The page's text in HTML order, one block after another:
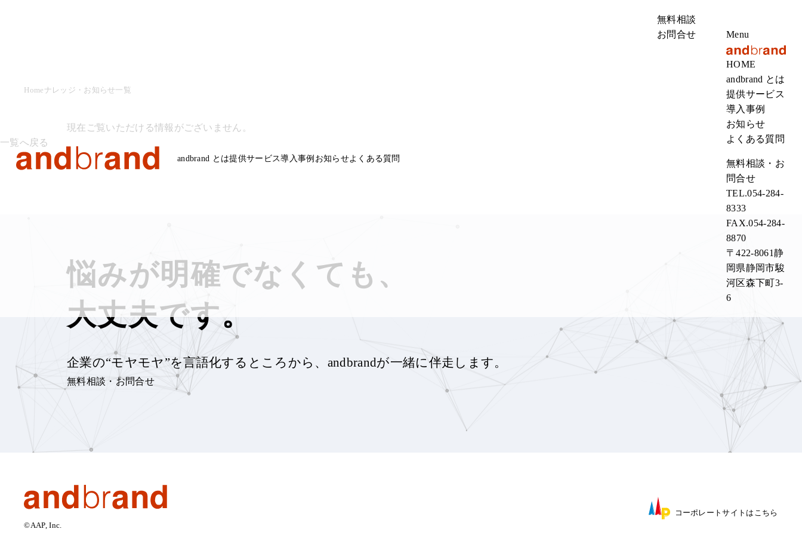
andbrand とは提供サービス導入事例 お知らせよくある質問
無料相談
お問合せ
Menu
HOME
andbrand とは
提供サービス
導入事例
お知らせ
よくある質問
無料相談・お
問合せ
TEL.054-284-
8333
FAX.054-284-
8870
〒422-8061静
岡県静岡市駿
河区森下町3-
6
Home ナレッジ・お知らせ一覧
現在ご覧いただける情報がございません。
一覧へ戻る
悩みが明確でなくても、
大丈夫です。
企業の“モヤモヤ”を言語化するところから、 andbrandが一緒に伴走します。
無料相談・お問合せ
©AAP, Inc.
コーポレートサイト はこちら